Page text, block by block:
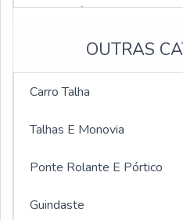
Talhas elétricas 3 toneladas
Talhas elétricas 1000kg
Talhas elétricas de 5
Monovia para talha
Monovia reta
Monovia curva
OUTRAS
Carro Talha
Talhas E Monovia
Ponte Rolante E Pórtico
Guindaste